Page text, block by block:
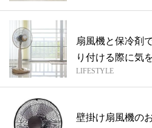
扇風機と保冷剤
り付ける際に気
ズ（...
LIFESTYLE
壁掛け扇風機の